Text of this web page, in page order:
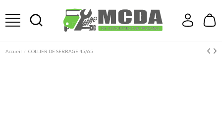
Accueil COLLIER DE SERRAGE 45/65